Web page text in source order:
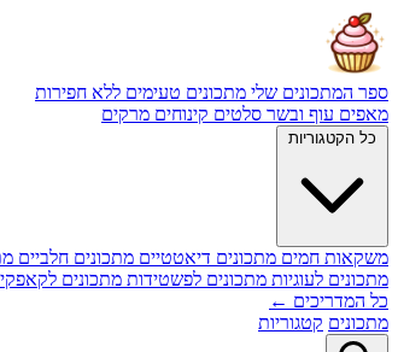
ספר המתכונים שלי מתכונים טעימים ללא חפירות
מאפים עוף ובשר סלטים קינוחים מרקים
כל הקטגוריות
משקאות חמים מתכונים דיאטטיים מתכונים חלביים
מתכונים לעוגיות מתכונים לפשטידות מתכונים
כל המדריכים ←
מתכונים קטגוריות